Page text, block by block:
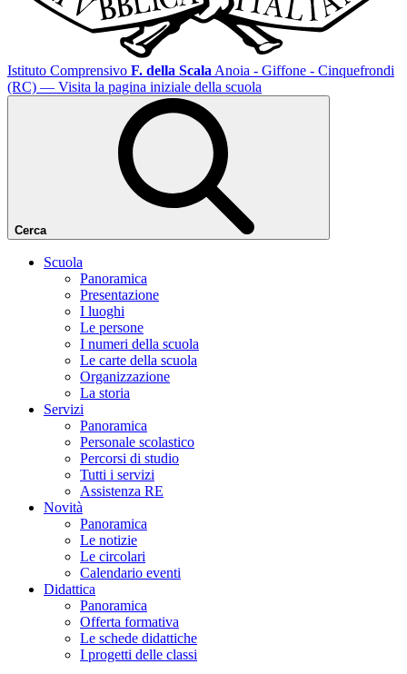
Istituto Comprensivo F. della Scala Anoia - Giffone - Cinquefrondi
(RC) — Visita la pagina iniziale della scuola
Cerca
Scuola
Panoramica
Presentazione
I luoghi
Le persone
I numeri della scuola
Le carte della scuola
Organizzazione
La storia
Servizi
Panoramica
Personale scolastico
Percorsi di studio
Tutti i servizi
Assistenza RE
Novità
Panoramica
Le notizie
Le circolari
Calendario eventi
Didattica
Panoramica
Offerta formativa
Le schede didattiche
I progetti delle classi